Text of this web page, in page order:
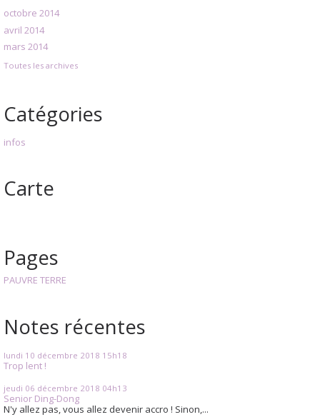
octobre 2014
avril 2014
mars 2014
Toutes les archives
Catégories
infos
Carte
Pages
PAUVRE TERRE
Notes récentes
lundi 10 décembre 2018 15h18
Trop lent !
jeudi 06 décembre 2018 04h13
Senior Ding-Dong
N'y allez pas, vous allez devenir accro ! Sinon,...